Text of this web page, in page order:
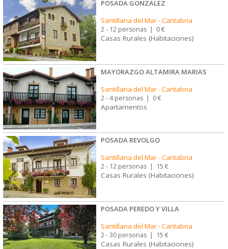
POSADA GONZALEZ
Santillana del Mar-Cantabria
2 - 12 personas | 0 €
Casas Rurales (Habitaciones)
MAYORAZGO ALTAMIRA MARIAS
Santillana del Mar-Cantabria
2 - 4 personas | 0 €
Apartamentos
POSADA REVOLGO
Santillana del Mar-Cantabria
2 - 12 personas | 15 €
Casas Rurales (Habitaciones)
POSADA PEREDO Y VILLA
Santillana del Mar-Cantabria
2 - 30 personas | 15 €
Casas Rurales (Habitaciones)